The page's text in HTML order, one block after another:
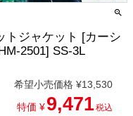
トジャケット [カーシ
2501] SS-3L
希望小売価格 ¥13,530
特価 ¥ 9,471税込